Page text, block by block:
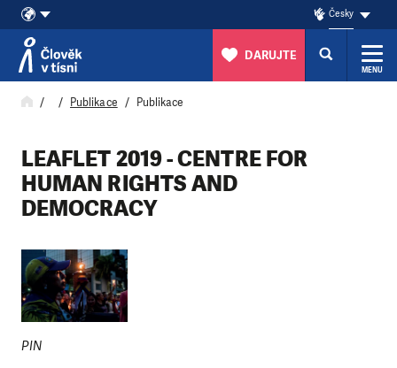
Přeskočit na obsah
Česky
DARUJTE
MENU
Publikace Publikace
LEAFLET 2019 - CENTRE FOR
HUMAN RIGHTS AND
DEMOCRACY
PIN